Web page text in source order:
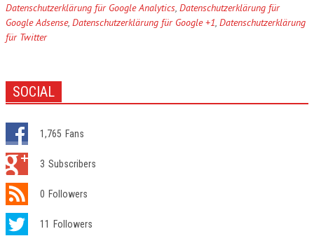
Datenschutzerklärung für Google Analytics, Datenschutzerklärung für
Google Adsense, Datenschutzerklärung für Google +1, Datenschutzerklärung
für Twitter
SOCIAL
1,765 Fans
3 Subscribers
0 Followers
11 Followers